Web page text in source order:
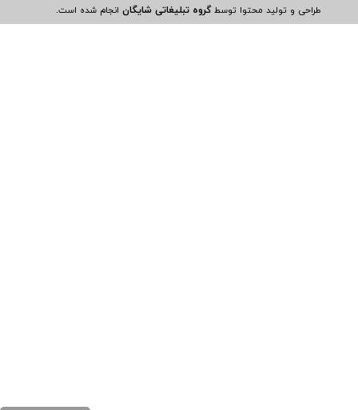
طراحی و تولید محتوا توسطگروه تبلیغاتی شایگانانجام شده است.​​​​​​​